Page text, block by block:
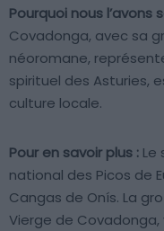
Pourquoi nous l’avons
Covadonga, avec sa
néoromane,
spirituel des Asturies,
culture locale.
Pour en savoir plus : Le
national des Picos de
Cangas de Onís. La
Vierge de